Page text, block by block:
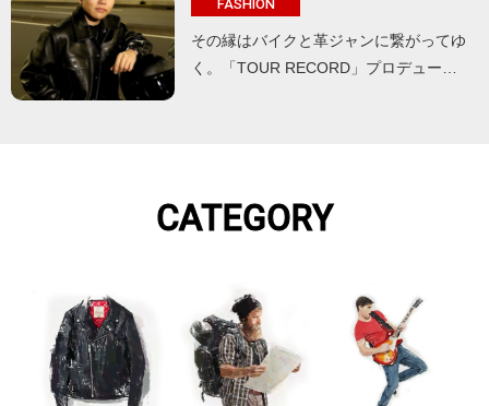
FASHION
その縁はバイクと革ジャンに繋がってゆ
く。「TOUR RECORD」プロデュー…
CATEGORY